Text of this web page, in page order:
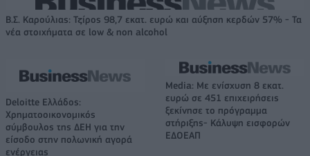
Β.Σ. Καρούλιας: Τζίρος 98,7 εκατ. ευρώ και αύξηση κερδών 57% - Τα
νέα στοιχήματα σε low & non alcohol
Deloitte Ελλάδος:
Χρηματοοικονομικός
σύμβουλος της ΔΕΗ για την
είσοδο στην πολωνική αγορά
ενέργειας
Media: Με ενίσχυση 8 εκατ.
ευρώ σε 451 επιχειρήσεις
ξεκίνησε το πρόγραμμα
στήριξης- Κάλυψη εισφορών
ΕΔΟΕΑΠ